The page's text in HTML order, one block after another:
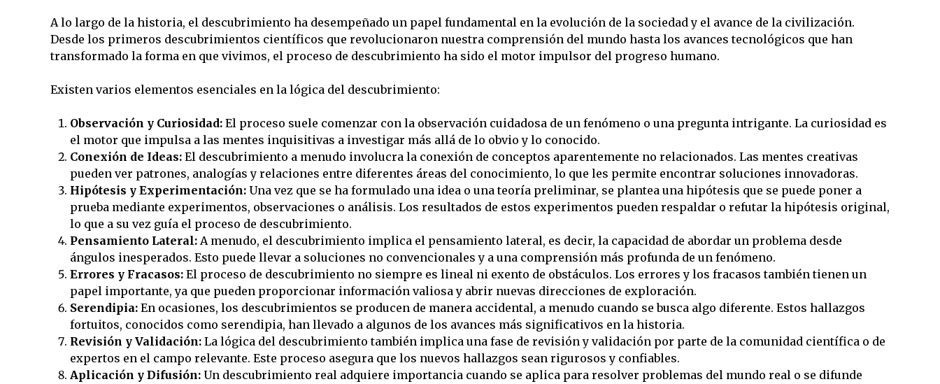
A lo largo de la historia, el descubrimiento ha desempeñado un papel fundamental en la evolución de la sociedad y el avance de la civilización.
Desde los primeros descubrimientos científicos que revolucionaron nuestra comprensión del mundo hasta los avances tecnológicos que han
transformado la forma en que vivimos, el proceso de descubrimiento ha sido el motor impulsor del progreso humano.
Existen varios elementos esenciales en la lógica del descubrimiento:
Observación y Curiosidad:El proceso suele comenzar con la observación cuidadosa de un fenómeno o una pregunta intrigante. La curiosidad es
el motor que impulsa a las mentes inquisitivas a investigar más allá de lo obvio y lo conocido.
Conexión de Ideas:El descubrimiento a menudo involucra la conexión de conceptos aparentemente no relacionados. Las mentes creativas
pueden ver patrones, analogías y relaciones entre diferentes áreas del conocimiento, lo que les permite encontrar soluciones innovadoras.
Hipótesis y Experimentación:Una vez que se ha formulado una idea o una teoría preliminar, se plantea una hipótesis que se puede poner a
prueba mediante experimentos, observaciones o análisis. Los resultados de estos experimentos pueden respaldar o refutar la hipótesis original,
lo que a su vez guía el proceso de descubrimiento.
Pensamiento Lateral:A menudo, el descubrimiento implica el pensamiento lateral, es decir, la capacidad de abordar un problema desde
ángulos inesperados. Esto puede llevar a soluciones no convencionales y a una comprensión más profunda de un fenómeno.
Errores y Fracasos:El proceso de descubrimiento no siempre es lineal ni exento de obstáculos. Los errores y los fracasos también tienen un
papel importante, ya que pueden proporcionar información valiosa y abrir nuevas direcciones de exploración.
Serendipia:En ocasiones, los descubrimientos se producen de manera accidental, a menudo cuando se busca algo diferente. Estos hallazgos
fortuitos, conocidos como serendipia, han llevado a algunos de los avances más significativos en la historia.
Revisión y Validación:La lógica del descubrimiento también implica una fase de revisión y validación por parte de la comunidad científica o de
expertos en el campo relevante. Este proceso asegura que los nuevos hallazgos sean rigurosos y confiables.
Aplicación y Difusión:Un descubrimiento real adquiere importancia cuando se aplica para resolver problemas del mundo real o se difunde